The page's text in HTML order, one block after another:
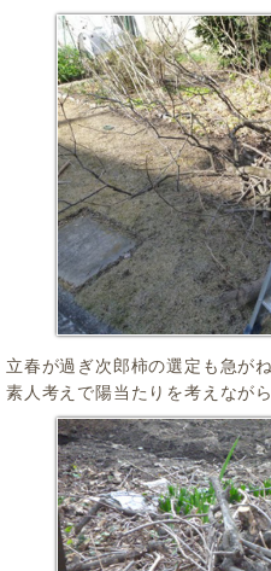
立春が過ぎ次郎柿の選定も急が
素人考えで陽当たりを考えなが